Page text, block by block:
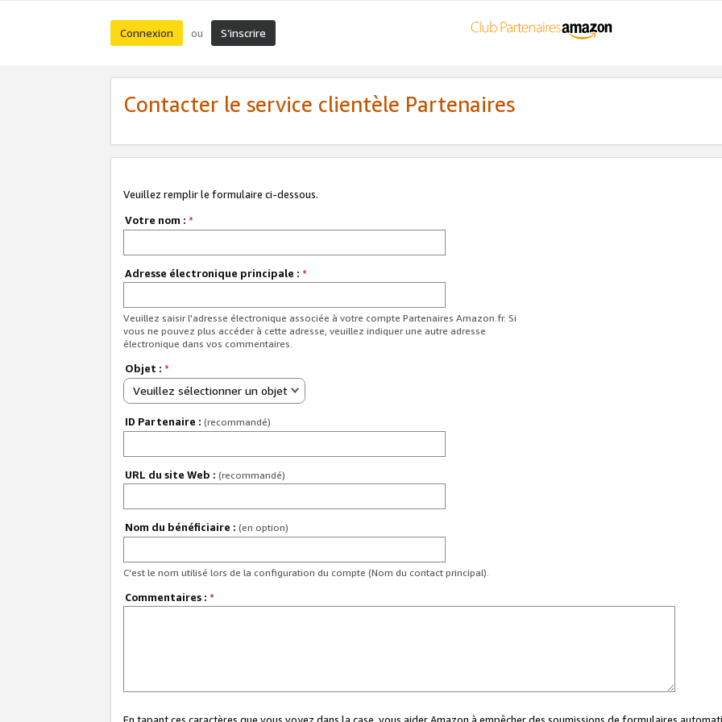
Connexion ou S’inscrire
Contacter le service clientèle Partenaires
Veuillez remplir le formulaire ci-dessous.
Votre nom : *
Adresse électronique principale : *
Veuillez saisir l'adresse électronique associée à votre compte Partenaires Amazon.fr. Si
vous ne pouvez plus accéder à cette adresse, veuillez indiquer une autre adresse
électronique dans vos commentaires.
Objet : *
Veuillez sélectionner un objet
ID Partenaire : (recommandé)
URL du site Web : (recommandé)
Nom du bénéficiaire : (en option)
C'est le nom utilisé lors de la configuration du compte (Nom du contact principal).
Commentaires : *